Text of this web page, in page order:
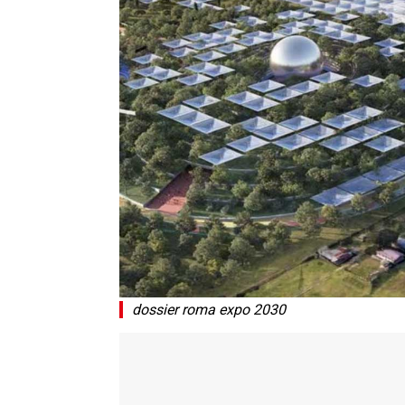
dossier roma expo 2030